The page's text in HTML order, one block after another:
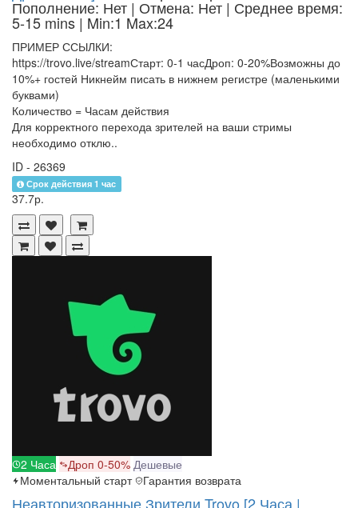
Пополнение: Нет | Отмена: Нет | Среднее время:
5-15 mins | Min:1 Max:24
ПРИМЕР ССЫЛКИ:
https://trovo.live/streamСтарт: 0-1 часДроп: 0-20%Возможны до
10%+ гостей Никнейм писать в нижнем регистре (маленькими
буквами)
Количество = Часам действия
Для корректного перехода зрителей на ваши стримы
необходимо отклю..
ID - 26369
Срок действия 1 час
37.7р.
2 Часа Дроп 0-50% Дешевые
Моментальный старт
Гарантия возврата
Неавторизованные Зрители Trovo [2 Часа |